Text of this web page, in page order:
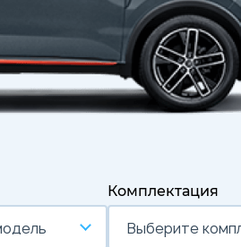
Комплектация
Выберите